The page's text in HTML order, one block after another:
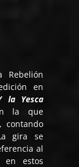
en
la Yesca
la que
contando
gira se
al
en estos